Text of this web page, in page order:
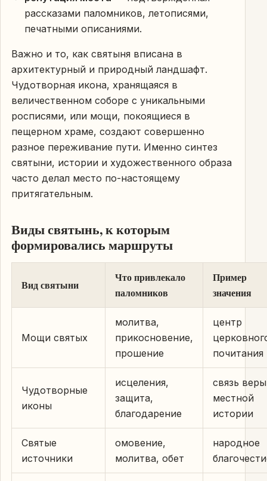
рассказами паломников, летописями,
печатными описаниями.
Важно и то, как святыня вписана в
архитектурный и природный ландшафт.
Чудотворная икона, хранящаяся в
величественном соборе с уникальными
росписями, или мощи, покоящиеся в
пещерном храме, создают совершенно
разное переживание пути. Именно синтез
святыни, истории и художественного образа
часто делал место по-настоящему
притягательным.
Виды святынь, к которым
формировались маршруты
Вид святыни
Что привлекало
паломников
Пример
значения
Мощи святых
молитва,
прикосновение,
прошение
центр
почитания
Чудотворные
иконы
исцеления,
защита,
благодарение
связь
местной
истории
Святые
источники
омовение,
молитва, обет
народное